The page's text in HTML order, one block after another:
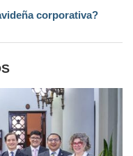
corporativa?